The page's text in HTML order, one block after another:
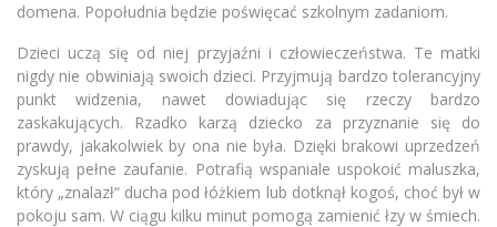
domena. Popołudnia będzie poświęcać szkolnym zadaniom.
Dzieci uczą się od niej przyjaźni i człowieczeństwa. Te matki
nigdy nie obwiniają swoich dzieci. Przyjmują bardzo tolerancyjny
punkt widzenia, nawet dowiadując się rzeczy bardzo
zaskakujących. Rzadko karzą dziecko za przyznanie się do
prawdy, jakakolwiek by ona nie była. Dzięki brakowi uprzedzeń
zyskują pełne zaufanie. Potrafią wspaniale uspokoić maluszka,
który „znalazł“ ducha pod łóżkiem lub dotknął kogoś, choć był w
pokoju sam. W ciągu kilku minut pomogą zamienić łzy w śmiech.